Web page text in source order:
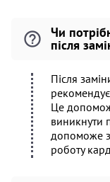
Чи
після
Після
Це
виникнути
допоможе
роботу